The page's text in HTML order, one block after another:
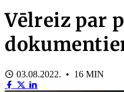
Vēlreiz par
03.08.2022. • 16 MIN